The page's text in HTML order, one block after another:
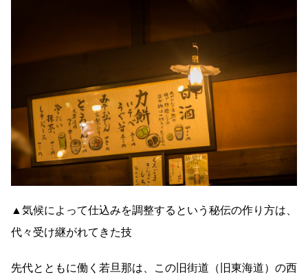
▲気候によって仕込みを調整するという秘伝の作り方は、
代々受け継がれてきた技
先代とともに働く若旦那は、この旧街道（旧東海道）の西